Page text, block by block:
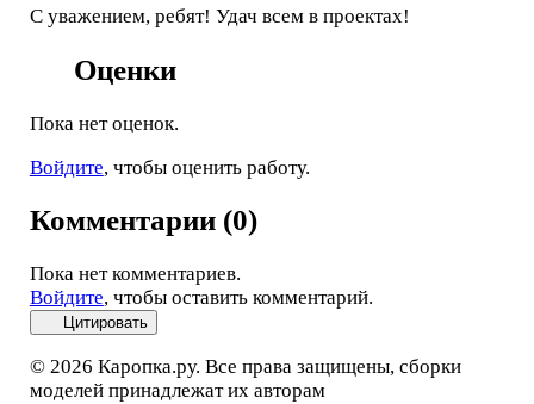
С уважением, ребят! Удач всем в проектах!
Оценки
Пока нет оценок.
Войдите, чтобы оценить работу.
Комментарии (0)
Пока нет комментариев.
Войдите, чтобы оставить комментарий.
Цитировать
© 2026 Каропка.ру. Все права защищены, сборки
моделей принадлежат их авторам